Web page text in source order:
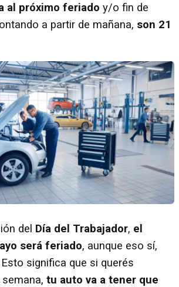
al próximo feriado y/o fin de
a partir de mañana, son 21
del Día del Trabajador, el
será feriado, aunque eso sí,
Esto significa que si querés
tu auto va a tener que